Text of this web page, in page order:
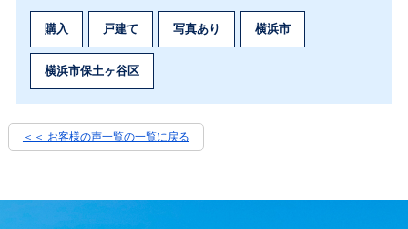
購入 戸建て 写真あり 横浜市
横浜市保土ヶ谷区
＜＜ お客様の声一覧の一覧に戻る